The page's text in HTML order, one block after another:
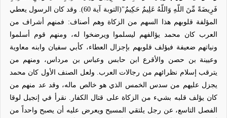
فَرِيضَةً مِّنَ اللّهِ وَاللّهُ عَلِيمٌ حَكِيمٌ"(التوبة آية 60). وقد كان الرسول يعطي
المؤلفة قلوبهم هذا السهم من الزكاة وهم أصناف: فمنهم أشراف من
العرب كان محمد يؤالفهم ليسلموا ويرضخوا له، ومنهم قوم أسلموا
ونياتهم ضعيفة فيؤلف قلوبهم بإجزال العطاء، كأبي سفيان وابنه معاوية
وعيينة بن حصن والأقرع ابن حابس وعباس بن مرداس، ومنهم من
يترقب إسلام نظرائهم من رجالات العرب. ولعل الصنف الأول كان محمد
يجزل عليهم من سدس الخمس الذي هو خالص ماله، وقد عد منهم من
كان يؤلف قلبه بشيء من الزكاة على قتال الكفار. نقرأ في إنجيل لوقا
الفصل التاسع، عن رجل يلتقي المسيح ويعرض عليه أن يصبح واحداً من